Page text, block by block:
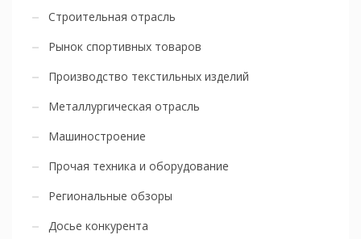
Строительная отрасль
Рынок спортивных товаров
Производство текстильных изделий
Металлургическая отрасль
Машиностроение
Прочая техника и оборудование
Региональные обзоры
Досье конкурента